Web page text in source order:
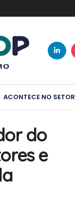
ACONTECE NO SETOR
do
e